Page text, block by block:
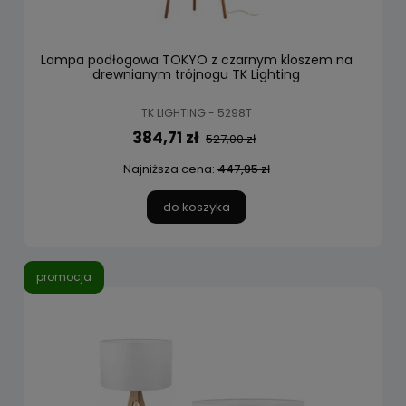
Lampa podłogowa TOKYO z czarnym kloszem na
drewnianym trójnogu TK Lighting
TK LIGHTING - 5298T
384,71 zł 527,00 zł
Najniższa cena:447,95 zł
do koszyka
promocja